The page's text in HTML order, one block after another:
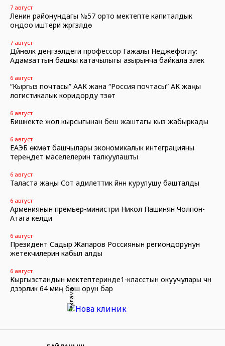
7 август
Ленин районундагы №57 орто мектепте капиталдык
оңдоо иштери жүргүзүлүүдө
7 август
Дүйнөлүк деңгээлдеги профессор Гажалы Неджефоглу:
Адамзаттын башкы катачылыгы азырынча байкала элек
6 август
“Кыргыз почтасы” ААК жана “Россия почтасы” АК жаңы
логистикалык коридорду түзөт
6 август
Бишкекте жол кырсыгынан беш жаштагы кыз жабыркады
6 август
ЕАЭБ өкмөт башчылары экономикалык интеграцияны
тереңдетүү маселелерин талкуулашты
6 август
Таласта жаңы Сот адилеттик үйүнүн курулушу башталды
6 август
Армениянын премьер-министри Никол Пашинян Чолпон-
Атага келди
6 август
Президент Садыр Жапаров Россиянын региондорунун
жетекчилерин кабыл алды
6 август
Кыргызстандын мектептеринде1-класстын окуучулары үчүн
дээрлик 64 миң бош орун бар
Реклама